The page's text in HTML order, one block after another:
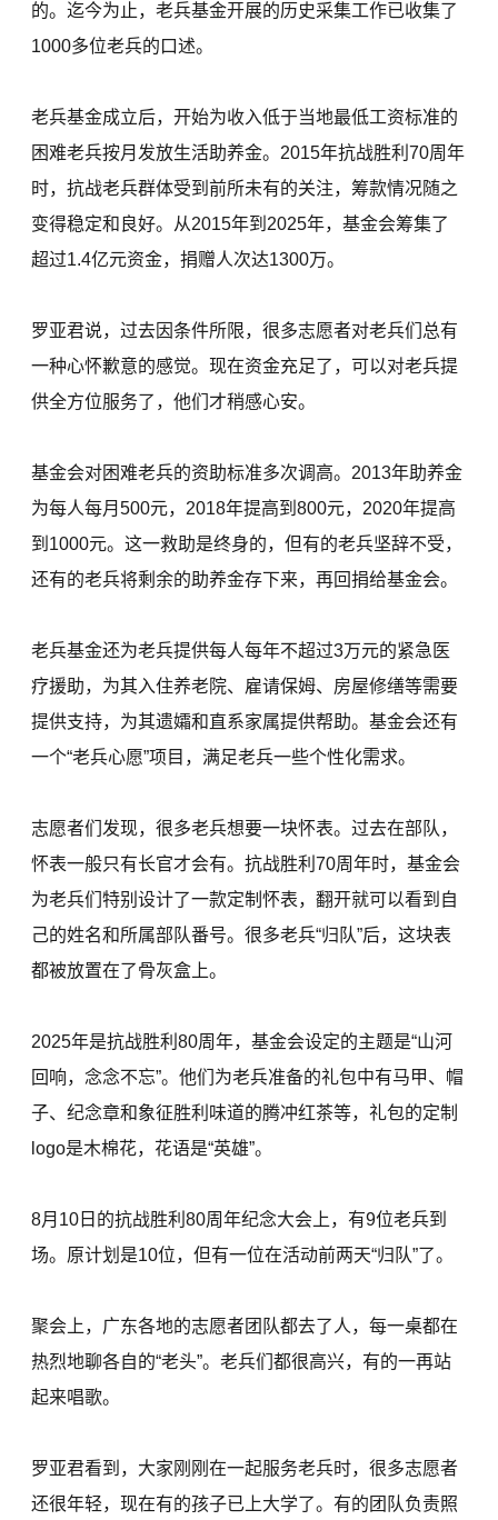
的。迄今为止，老兵基金开展的历史采集工作已收集了
1000多位老兵的口述。
老兵基金成立后，开始为收入低于当地最低工资标准的
困难老兵按月发放生活助养金。2015年抗战胜利70周年
时，抗战老兵群体受到前所未有的关注，筹款情况随之
变得稳定和良好。从2015年到2025年，基金会筹集了
超过1.4亿元资金，捐赠人次达1300万。
罗亚君说，过去因条件所限，很多志愿者对老兵们总有
一种心怀歉意的感觉。现在资金充足了，可以对老兵提
供全方位服务了，他们才稍感心安。
基金会对困难老兵的资助标准多次调高。2013年助养金
为每人每月500元，2018年提高到800元，2020年提高
到1000元。这一救助是终身的，但有的老兵坚辞不受，
还有的老兵将剩余的助养金存下来，再回捐给基金会。
老兵基金还为老兵提供每人每年不超过3万元的紧急医
疗援助，为其入住养老院、雇请保姆、房屋修缮等需要
提供支持，为其遗孀和直系家属提供帮助。基金会还有
一个“老兵心愿”项目，满足老兵一些个性化需求。
志愿者们发现，很多老兵想要一块怀表。过去在部队，
怀表一般只有长官才会有。抗战胜利70周年时，基金会
为老兵们特别设计了一款定制怀表，翻开就可以看到自
己的姓名和所属部队番号。很多老兵“归队”后，这块表
都被放置在了骨灰盒上。
2025年是抗战胜利80周年，基金会设定的主题是“山河
回响，念念不忘”。他们为老兵准备的礼包中有马甲、帽
子、纪念章和象征胜利味道的腾冲红茶等，礼包的定制
logo是木棉花，花语是“英雄”。
8月10日的抗战胜利80周年纪念大会上，有9位老兵到
场。原计划是10位，但有一位在活动前两天“归队”了。
聚会上，广东各地的志愿者团队都去了人，每一桌都在
热烈地聊各自的“老头”。老兵们都很高兴，有的一再站
起来唱歌。
罗亚君看到，大家刚刚在一起服务老兵时，很多志愿者
还很年轻，现在有的孩子已上大学了。有的团队负责照